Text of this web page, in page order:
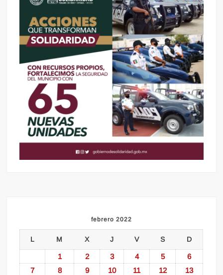
febrero 2022
L M X J V S D
1 2 3 4 5
6
7
8 9 10 11 12
13